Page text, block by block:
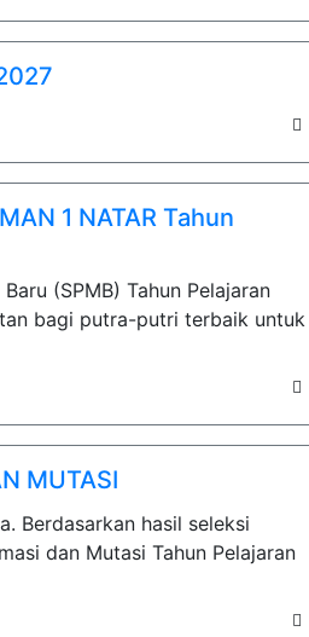
1 NATAR Tahun
(SPMB) Tahun Pelajaran
bagi putra-putri terbaik untuk
MUTASI
Berdasarkan hasil seleksi
dan Mutasi Tahun Pelajaran